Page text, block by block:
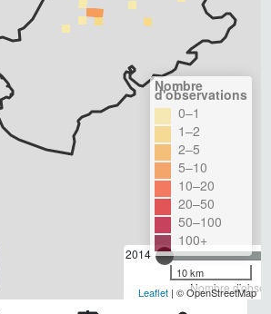
2014
Nombre
Nombre
d'observations
0–1
1–2
2–5
5–10
10–20
20–50
50–100
100+
10 km
Leaflet | © OpenStreetMap